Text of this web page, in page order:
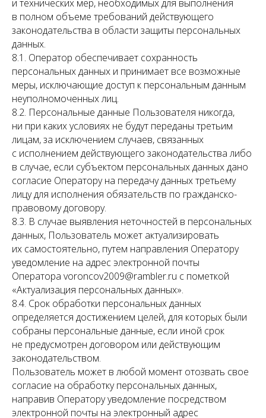
и технических мер, необходимых для выполнения
в полном объеме требований действующего
законодательства в области защиты персональных
данных.
8.1. Оператор обеспечивает сохранность
персональных данных и принимает все возможные
меры, исключающие доступ к персональным данным
неуполномоченных лиц.
8.2. Персональные данные Пользователя никогда,
ни при каких условиях не будут переданы третьим
лицам, за исключением случаев, связанных
с исполнением действующего законодательства либо
в случае, если субъектом персональных данных дано
согласие Оператору на передачу данных третьему
лицу для исполнения обязательств по гражданско-
правовому договору.
8.3. В случае выявления неточностей в персональных
данных, Пользователь может актуализировать
их самостоятельно, путем направления Оператору
уведомление на адрес электронной почты
Оператора voroncov2009@rambler.ru с пометкой
«Актуализация персональных данных».
8.4. Срок обработки персональных данных
определяется достижением целей, для которых были
собраны персональные данные, если иной срок
не предусмотрен договором или действующим
законодательством.
Пользователь может в любой момент отозвать свое
согласие на обработку персональных данных,
направив Оператору уведомление посредством
электронной почты на электронный адрес